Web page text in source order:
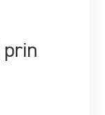
prin